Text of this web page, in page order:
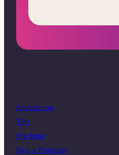
Ambulancie
Tím
Pre firmy
Blog a Podcasty